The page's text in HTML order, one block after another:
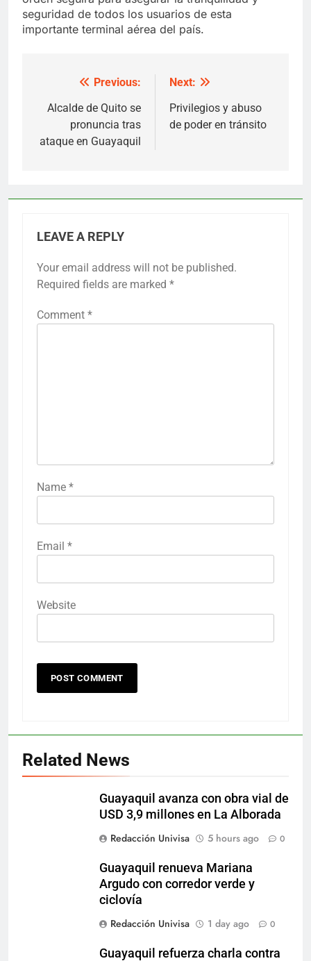
seguridad de todos los usuarios de esta
importante terminal aérea del país.
navigation
Previous:
Alcalde de Quito se
pronuncia tras
ataque en Guayaquil
Next:
Privilegios y abuso
de poder en tránsito
LEAVE A REPLY
Your email address will not be published.
Required fields are marked *
Comment *
Name *
Email *
Website
Related News
Guayaquil avanza con obra vial de
USD 3,9 millones en La Alborada
Redacción Univisa
5 hours ago 0
Guayaquil renueva Mariana
Argudo con corredor verde y
ciclovía
Redacción Univisa
1 day ago 0
Guayaquil refuerza charla contra